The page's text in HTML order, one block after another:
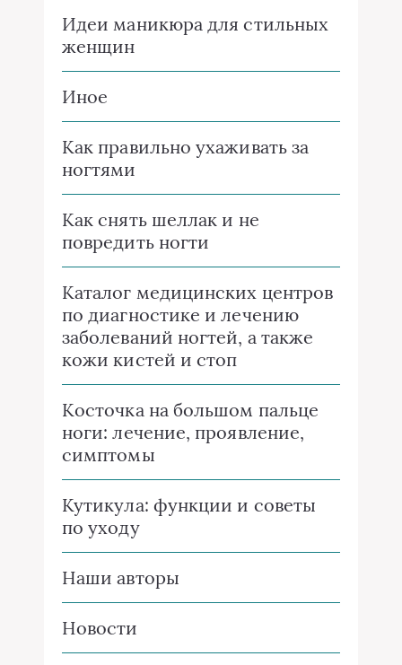
Идеи маникюра для стильных
женщин
Иное
Как правильно ухаживать за
ногтями
Как снять шеллак и не
повредить ногти
Каталог медицинских центров
по диагностике и лечению
заболеваний ногтей, а также
кожи кистей и стоп
Косточка на большом пальце
ноги: лечение, проявление,
симптомы
Кутикула: функции и советы
по уходу
Наши авторы
Новости